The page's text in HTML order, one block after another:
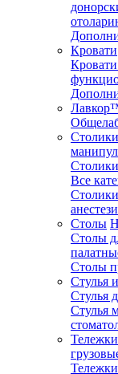
Кровати
Столики
Все
Столы
Столы
Столы
Стулья
Стулья
Стулья
Тележки